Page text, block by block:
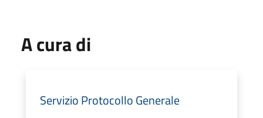
A cura di
Servizio Protocollo Generale